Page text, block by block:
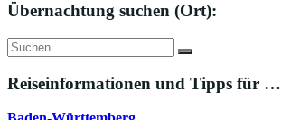
Übernachtung suchen (Ort):
Suche
nach:
Suchen
Reiseinformationen und Tipps für …